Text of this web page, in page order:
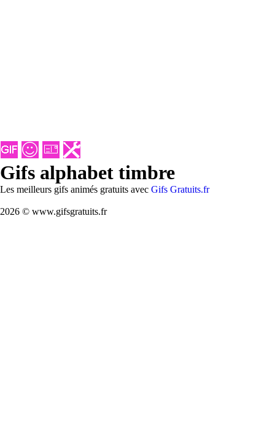
Gifs alphabet timbre
Les meilleurs gifs animés gratuits avec Gifs Gratuits.fr
2026 © www.gifsgratuits.fr